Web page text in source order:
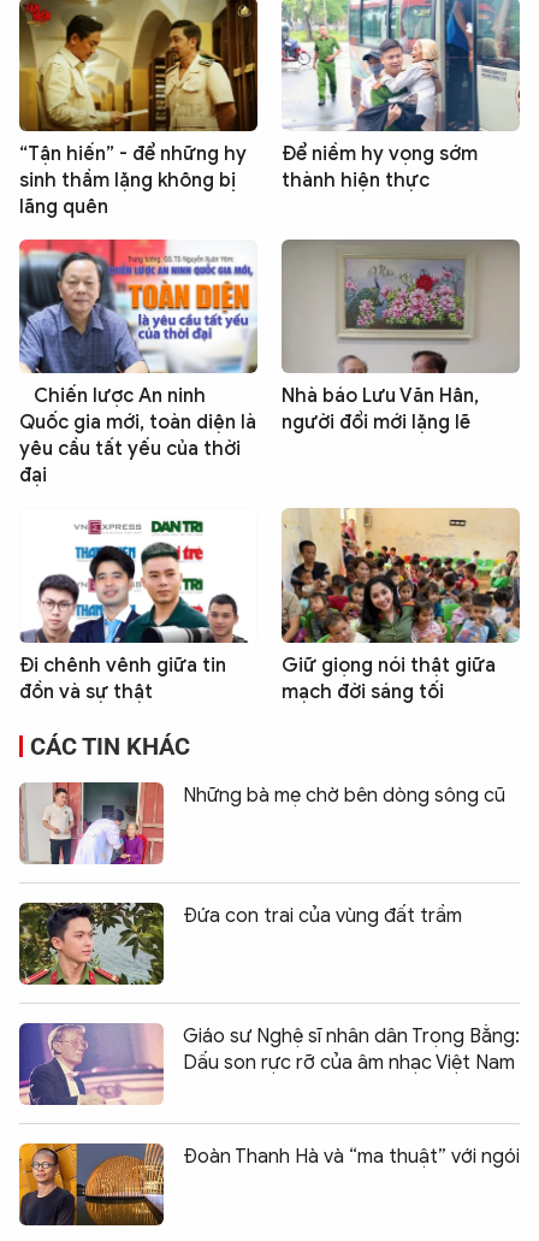
“Tận hiến” - để những hy
sinh thầm lặng không bị
lãng quên
Để niềm hy vọng sớm
thành hiện thực
Chiến lược An ninh
Quốc gia mới, toàn diện là
yêu cầu tất yếu của thời
đại
Nhà báo Lưu Văn Hân,
người đổi mới lặng lẽ
Đi chênh vênh giữa tin
đồn và sự thật
Giữ giọng nói thật giữa
mạch đời sáng tối
CÁC TIN KHÁC
Những bà mẹ chờ bên dòng sông cũ
Đứa con trai của vùng đất trầm
Giáo sư Nghệ sĩ nhân dân Trọng Bằng:
Dấu son rực rỡ của âm nhạc Việt Nam
Đoàn Thanh Hà và “ma thuật” với ngói